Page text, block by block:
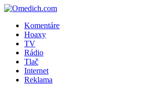
Komentáre
Hoaxy
TV
Rádio
Tlač
Internet
Reklama